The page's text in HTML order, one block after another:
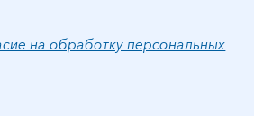
на обработку персональных